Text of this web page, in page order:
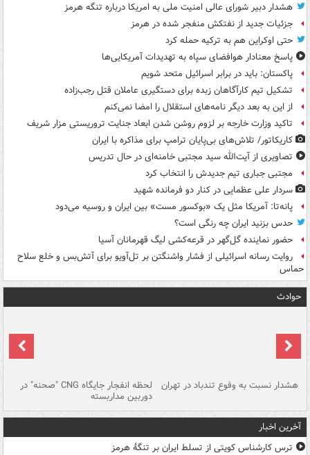
هشدار دبیر شورای عالی امنیت ملی به امریکا درباره تنگه هرمز
جزئیات جدید از نفتکش منفجر شده در هرمز
حتی اوکراین هم به ترکیه حمله کرد
پاسخ معنادار هوافضای سپاه به تهدیدات آمریکایی‌ها
پاکستان: باید در برابر اسرائیل متحد شویم
تشکیل تیم کارآگاهان زبده برای دستگیری عاملان قتل رجب‌زاده
از این به بعد دیگر نامه‌های استقلال را امضا نمی‌کنم
تاکید وزارت خارجه بر لزوم روشن شدن ابعاد جنایت تروریستی مزار شریف
کاریکاتور/ تلاش‌های بی‌پایان ترامپ برای مذاکره با ایران
تصاویری از آیت‌الله سید مجتبی خامنه‌ای در حال تدریس
مجتبی جباری تیم جدیدش را انتخاب کرد
سردار علی عظمایی در کنار دو فرمانده شهید
پانه‌تا: آمریکا مثل یک «بوکسور مست» بین ایران و روسیه می‌دود
حدس بزنید ایران چه رنگی است؟
حضور نماینده گل‌گهر در قرعه‌کشی لیگ قهرمانان آسیا
روایت رسانه اسرائیلی از فشار واشنگتن بر تل‌آویو برای آتش‌بس و خلع سلاح
حماس
حوادث
هشدار نسبت به وفوع تندباد در تهران لحظه انفجار جایگاه CNG "صحنه" در
دوربین مداربسته
آخرین اخبار
ترس کارشناس کویتی از تسلط ایران بر تنگۀ هرمز